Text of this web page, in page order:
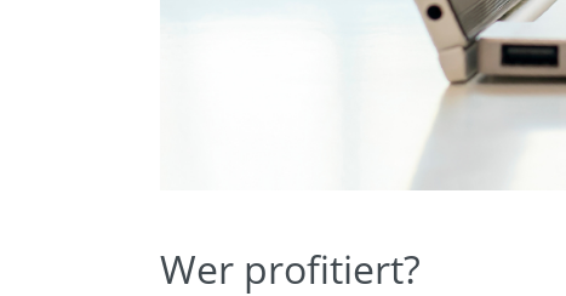
Wer profitiert?